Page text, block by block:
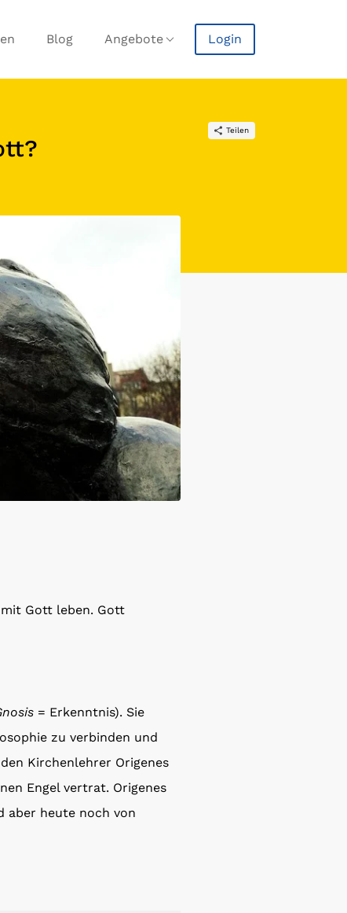
Blog Angebote Login
Teilen
Gott leben. Gott
= Erkenntnis). Sie
zu verbinden und
Kirchenlehrer Origenes
Engel vertrat. Origenes
aber heute noch von